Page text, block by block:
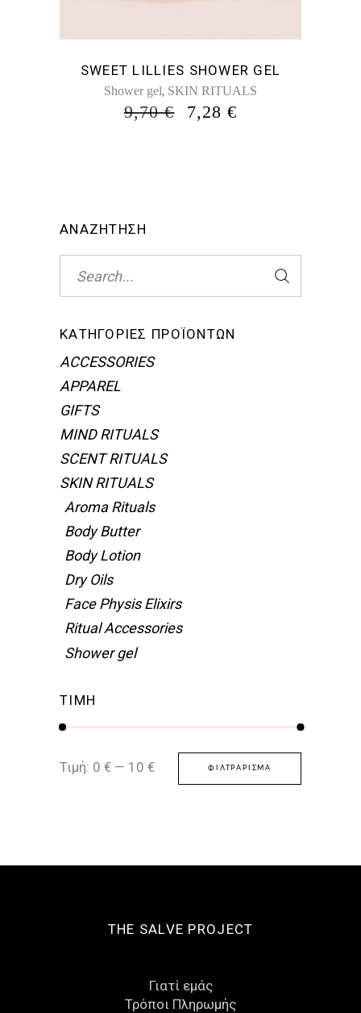
SWEET LILLIES SHOWER GEL
Shower gel, SKIN RITUALS
9,70€
ORIGINAL
7,28€
ΑΝΑΖΗΤΗΣΗ
for:
ΚΑΤΗΓΟΡΊΕΣ ΠΡΟΪΌΝΤΩΝ
ACCESSORIES
APPAREL
GIFTS
MIND RITUALS
SCENT RITUALS
SKIN RITUALS
Aroma Rituals
Body Butter
Body Lotion
Dry Oils
Face Physis Elixirs
Ritual Accessories
Shower gel
ΤΙΜΗ
Ελάχιστη
τιμή
Μέγιστη
τιμή
ΦΙΛΤΡΆΡΙΣΜΑ
Τιμή: 0 € — 10 €
THE SALVE PROJECT
Γιατί εμάς
Τρόποι Πληρωμής